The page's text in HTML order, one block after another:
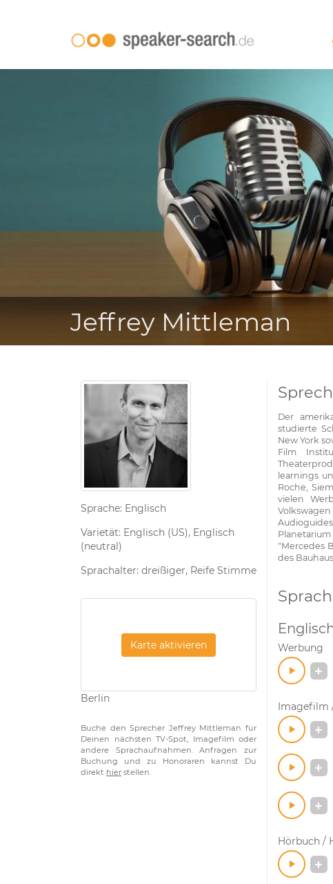
Jeffrey Mittleman
Sprache: Englisch
Varietät: Englisch (US), Englisch
(neutral)
Sprachalter: dreißiger, Reife Stimme
Karte aktivieren
Berlin
Buche den Sprecher Jeffrey Mittleman für
Deinen nächsten TV-Spot, Imagefilm oder
andere Sprachaufnahmen. Anfragen zur
Buchung und zu Honoraren kannst Du
direkt hier stellen.
Der
studierte
New York
Film
learnings
Roche,
vielen
"Mercedes
des
Werbung
Imagefilm
Hörbuch /